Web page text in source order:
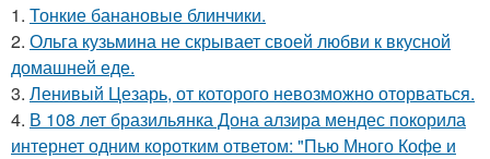
1. Тонкие банановые блинчики.
2. Ольга кузьмина не скрывает своей любви к вкусной
домашней еде.
3. Ленивый Цезарь, от которого невозможно оторваться.
4. В 108 лет бразильянка Дона алзира мендес покорила
интернет одним коротким ответом: "Пью Много Кофе и